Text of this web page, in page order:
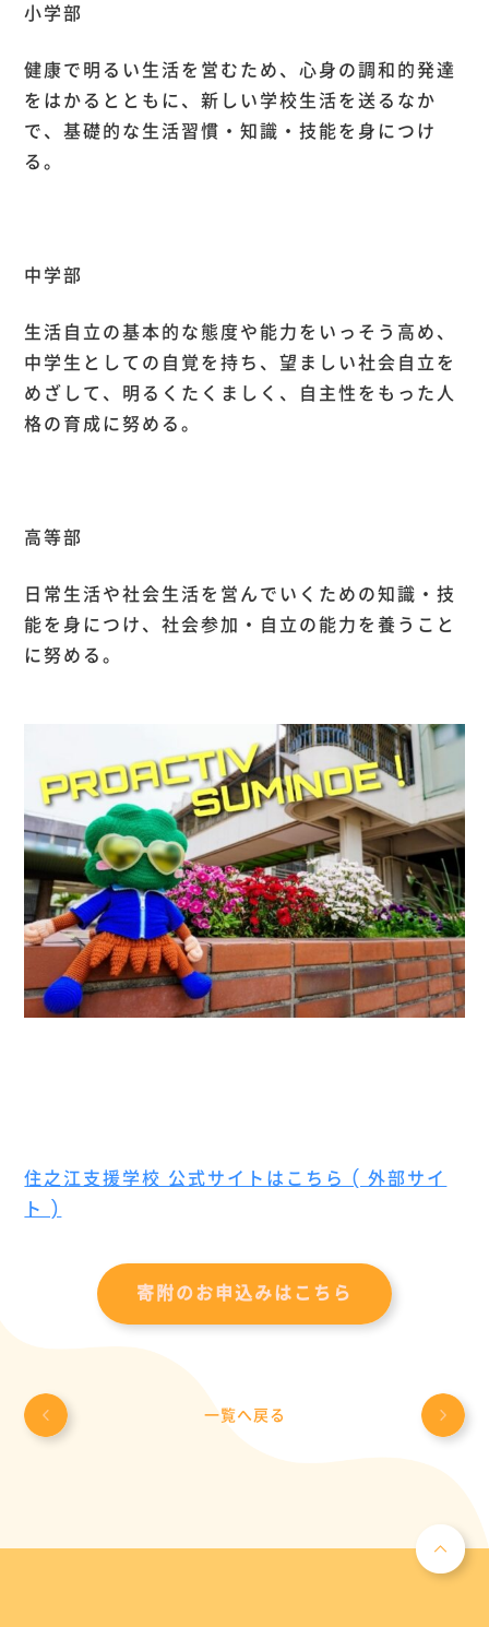
小学部
健康で明るい生活を営むため、心身の調和的発達
をはかるとともに、新しい学校生活を送るなか
で、基礎的な生活習慣・知識・技能を身につけ
る。
中学部
生活自立の基本的な態度や能力をいっそう高め、
中学生としての自覚を持ち、望ましい社会自立を
めざして、明るくたくましく、自主性をもった人
格の育成に努める。
高等部
日常生活や社会生活を営んでいくための知識・技
能を身につけ、社会参加・自立の能力を養うこと
に努める。
住之江支援学校 公式サイトはこちら ( 外部サイ
ト )
寄附のお申込みはこちら
一覧へ戻る